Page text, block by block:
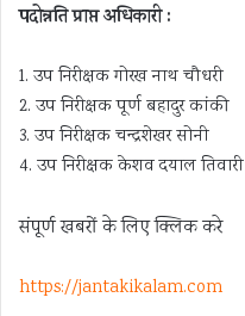
पदोन्नति प्राप्त अधिकारी :
1. उप निरीक्षक गोरख नाथ चौधरी
2. उप निरीक्षक पूर्ण बहादुर कांकी
3. उप निरीक्षक चन्द्रशेखर सोनी
4. उप निरीक्षक केशव दयाल तिवारी
संपूर्ण खबरों के लिए क्लिक करे
https://jantakikalam.com